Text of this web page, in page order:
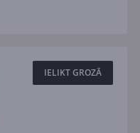
IELIKT GROZĀ